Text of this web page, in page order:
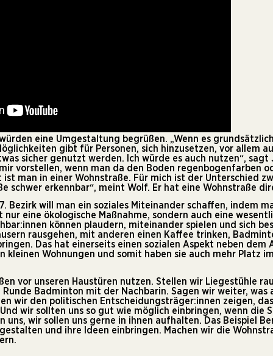
eine Umgestaltung begrüßen. „Wenn es
gibt für Personen, sich hinzusetzen, vor allem
sicher genutzt werden. Ich würde es auch nutzen“,
vorstellen, wenn man da den Boden regenbogenfarben
man in einer Wohnstraße. Für mich ist der Unterschied
schwer erkennbar“, meint Wolf. Er hat eine Wohnstraße
Bezirk will man ein soziales Miteinander schaffen, indem
eine ökologische Maßnahme, sondern auch eine
können plaudern, miteinander spielen und sich
rausgehen, mit anderen einen Kaffee trinken,
Das hat einerseits einen sozialen Aspekt neben dem
kleinen Wohnungen und somit haben sie auch mehr Platz
vor unseren Haustüren nutzen. Stellen wir Liegestühle
Runde Badminton mit der Nachbarin. Sagen wir weiter, was
wir den politischen Entscheidungsträger:innen zeigen,
wir sollten uns so gut wie möglich einbringen, wenn die
uns, wir sollen uns gerne in ihnen aufhalten. Das Beispiel
und ihre Ideen einbringen. Machen wir die